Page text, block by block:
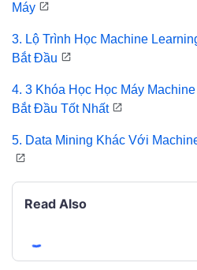
Máy
3. Lộ Trình Học Machine
Bắt Đầu
4. 3 Khóa Học Học Máy
Bắt Đầu Tốt Nhất
5. Data Mining Khác Với
Read Also